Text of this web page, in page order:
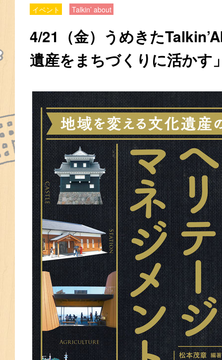
イベント Talkin’ about
4/21（金）うめきた
遺産をまちづくりに活かす